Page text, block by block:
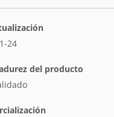
24
del producto